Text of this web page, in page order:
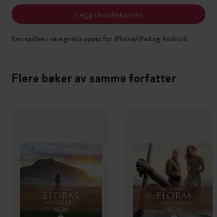
Legg i handlekurven
Kan spilles i våre gratis apper for iPhone/iPad og Android
Flere bøker av samme forfatter